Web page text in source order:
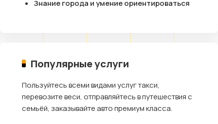
Знание города и умение ориентироваться
Популярные услуги
Пользуйтесь всеми видами услуг такси,
перевозите веси, отправляйтесь в путешествия с
семьёй, заказывайте авто премиум класса.